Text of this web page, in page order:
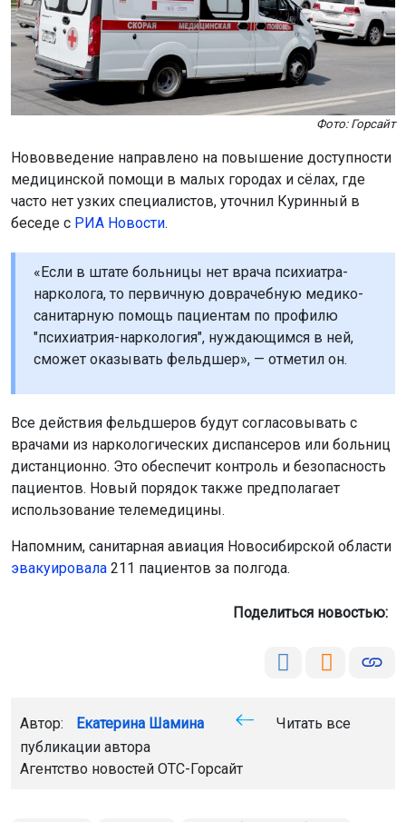
Фото: Горсайт
Нововведение направлено на повышение доступности
медицинской помощи в малых городах и сёлах, где
часто нет узких специалистов, уточнил Куринный в
беседе с РИА Новости.
«Если в штате больницы нет врача психиатра-
нарколога, то первичную доврачебную медико-
санитарную помощь пациентам по профилю
"психиатрия-наркология", нуждающимся в ней,
сможет оказывать фельдшер», — отметил он.
Все действия фельдшеров будут согласовывать с
врачами из наркологических диспансеров или больниц
дистанционно. Это обеспечит контроль и безопасность
пациентов. Новый порядок также предполагает
использование телемедицины.
Напомним, санитарная авиация Новосибирской области
эвакуировала 211 пациентов за полгода.
Поделиться новостью:
Автор: Екатерина Шамина
Читать все
публикации автора
Агентство новостей ОТС-Горсайт